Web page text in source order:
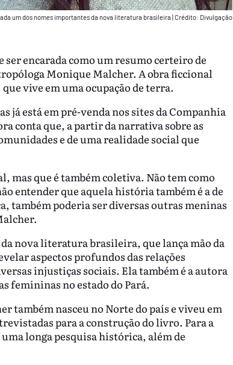
um dos nomes importantes da nova literatura brasileira |Crédito: Divulgação
ser encarada como um resumo certeiro de
Monique Malcher. A obra ficcional
vive em uma ocupação de terra.
já está em pré-venda nos sites da Companhia
conta que, a partir da narrativa sobre as
e de uma realidade social que
mas que é também coletiva. Não tem como
entender que aquela história também é a de
também poderia ser diversas outras meninas
nova literatura brasileira, que lança mão da
aspectos profundos das relações
injustiças sociais. Ela também é a autora
femininas no estado do Pará.
também nasceu no Norte do país e viveu em
para a construção do livro. Para a
longa pesquisa histórica, além de